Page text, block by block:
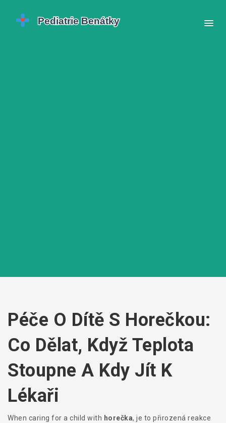
Péče O Dítě S Horečkou:
Co Dělat, Když Teplota
Stoupne A Kdy Jít K
Lékaři
When caring for a child with horečka, je to přirozená reakce